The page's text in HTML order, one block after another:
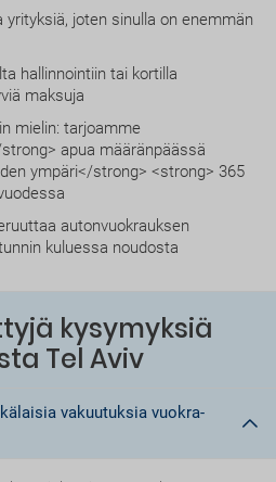
yrityksiä, joten sinulla on enemmän
hallinnointiin tai kortilla
maksuja
mielin: tarjoamme
apua määränpäässä
ympäri</strong> <strong> 365
autonvuokrauksen
kuluessa noudosta
kysymyksiä
Tel Aviv
vakuutuksia vuokra-